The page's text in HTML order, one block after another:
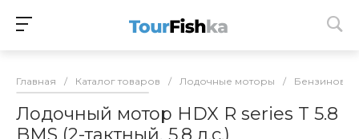
Главная / Каталог товаров / Лодочные моторы /
Лодочный мотор HDX R series T 5.8
BMS (2-тактный, 5.8 л.с.)